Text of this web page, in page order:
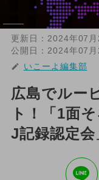
更新日： 2024年07月
公開日： 2024年07月
いこーよ編集部
広島でルー
ト！「1面
J記録認定